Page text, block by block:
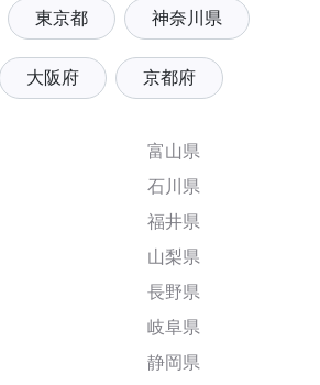
東京都 神奈川県
大阪府 京都府
富山県
石川県
福井県
山梨県
長野県
岐阜県
静岡県